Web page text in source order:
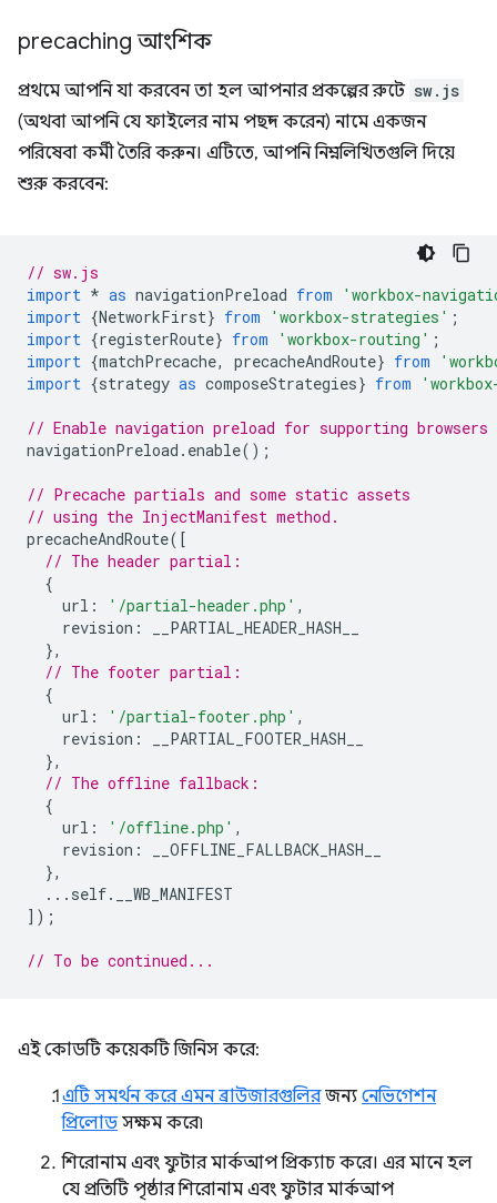
precaching আংশিক
প্রথমে আপনি যা করবেন তা হল আপনার প্রকল্পের রুটে sw.js
(অথবা আপনি যে ফাইলের নাম পছন্দ করেন) নামে একজন
পরিষেবা কর্মী তৈরি করুন। এটিতে, আপনি নিম্নলিখিতগুলি দিয়ে
শুরু করবেন:
// sw.js
import * as navigationPreload from
'workbox-
import {NetworkFirst} from 'workbox-strategies' ;
import {registerRoute} from 'workbox-routing' ;
import {matchPrecache, precacheAndRoute} from
import {strategy as composeStrategies} from
// Enable navigation preload for supporting browsers
navigationPreload . enable();
// Precache partials and some static assets
// using the InjectManifest method.
precacheAndRoute([
// The header partial:
{
url : '/partial-header.php' ,
revision :
__PARTIAL_HEADER_HASH__
},
// The footer partial:
{
url : '/partial-footer.php' ,
revision :
__PARTIAL_FOOTER_HASH__
},
// The offline fallback:
{
url : '/offline.php' ,
revision :
__OFFLINE_FALLBACK_HASH__
},
... self.
__WB_MANIFEST
]);
// To be continued...
এই কোডটি কয়েকটি জিনিস করে:
এটি সমর্থন করে এমন ব্রাউজারগুলিরজন্য নেভিগেশন
প্রিলোডসক্ষম করে৷
শিরোনাম এবং ফুটার মার্কআপ প্রিক্যাচ করে। এর মানে হল
যে প্রতিটি পৃষ্ঠার শিরোনাম এবং ফুটার মার্কআপ